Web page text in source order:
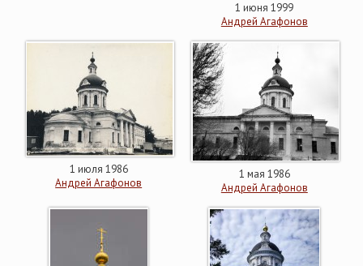
1 июня 1999
Андрей Агафонов
1 июля 1986
Андрей Агафонов
1 мая 1986
Андрей Агафонов